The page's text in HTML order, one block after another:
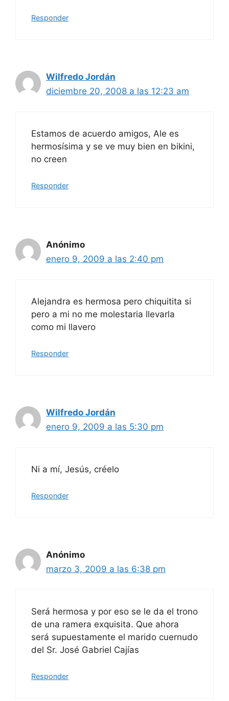
Responder
Wilfredo Jordán
diciembre 20, 2008 a las 12:23 am
Estamos de acuerdo amigos, Ale es
hermosísima y se ve muy bien en bikini,
no creen
Responder
Anónimo
enero 9, 2009 a las 2:40 pm
Alejandra es hermosa pero chiquitita si
pero a mi no me molestaria llevarla
como mi llavero
Responder
Wilfredo Jordán
enero 9, 2009 a las 5:30 pm
Ni a mí, Jesús, créelo
Responder
Anónimo
marzo 3, 2009 a las 6:38 pm
Será hermosa y por eso se le da el trono
de una ramera exquisita. Que ahora
será supuestamente el marido cuernudo
del Sr. José Gabriel Cajías
Responder